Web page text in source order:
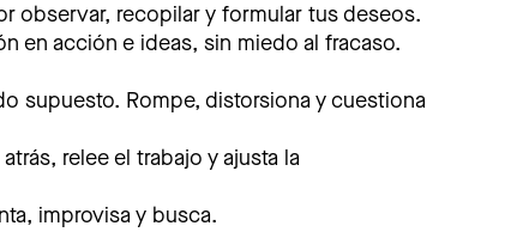
observar, recopilar y formular tus deseos.
en acción e ideas, sin miedo al fracaso.
supuesto. Rompe, distorsiona y cuestiona
relee el trabajo y ajusta la
improvisa y busca.